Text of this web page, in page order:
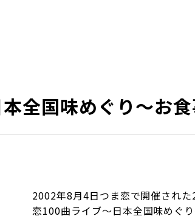
全国味めぐり〜お食
2002年8月4日つま恋で開催され
恋100曲ライブ〜日本全国味めぐ